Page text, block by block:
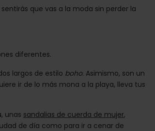
que vas a la moda sin perder la
diferentes.
largos de estilo boho. Asimismo, son un
ir de lo más mona a la playa, lleva tus
, unas sandalias de cuerda de mujer,
de día como para ir a cenar de